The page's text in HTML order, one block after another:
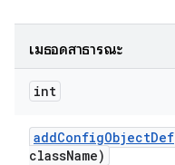
เมธอดสาธารณะ
int
addConfigObjectDef
className)